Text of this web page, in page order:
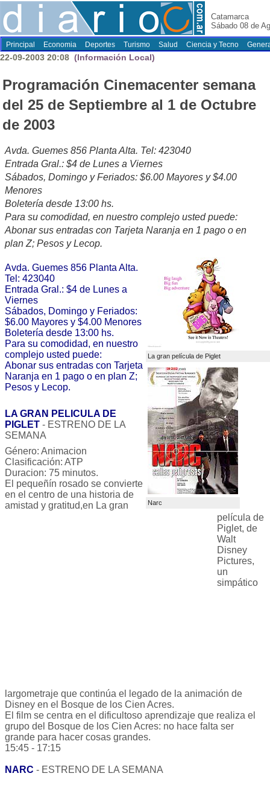
Catamarca
Sábado 08 de
Principal Economia Deportes Turismo Salud Ciencia y Tecno
22-09-2003 20:08 (Información Local)
Programación Cinemacenter semana
del 25 de Septiembre al 1 de Octubre
de 2003
Avda. Guemes 856 Planta Alta. Tel: 423040
Entrada Gral.: $4 de Lunes a Viernes
Sábados, Domingo y Feriados: $6.00 Mayores y $4.00
Menores
Boletería desde 13:00 hs.
Para su comodidad, en nuestro complejo usted puede:
Abonar sus entradas con Tarjeta Naranja en 1 pago o en
plan Z; Pesos y Lecop.
La gran pelí­cula de Piglet
Narc
Avda. Guemes 856 Planta Alta.
Tel: 423040
Entrada Gral.: $4 de Lunes a
Viernes
Sábados, Domingo y Feriados:
$6.00 Mayores y $4.00 Menores
Boletería desde 13:00 hs.
Para su comodidad, en nuestro
complejo usted puede:
Abonar sus entradas con Tarjeta
Naranja en 1 pago o en plan Z;
Pesos y Lecop.
LA GRAN PELICULA DE
PIGLET - ESTRENO DE LA
SEMANA
Género: Animacion
Clasificación: ATP
Duracion: 75 minutos.
El pequeñín rosado se convierte
en el centro de una historia de
amistad y gratitud,en La gran
película de
Piglet, de
Walt
Disney
Pictures,
un
simpático
largometraje que continúa el legado de la animación de
Disney en el Bosque de los Cien Acres.
El film se centra en el dificultoso aprendizaje que realiza el
grupo del Bosque de los Cien Acres: no hace falta ser
grande para hacer cosas grandes.
15:45 - 17:15
NARC - ESTRENO DE LA SEMANA